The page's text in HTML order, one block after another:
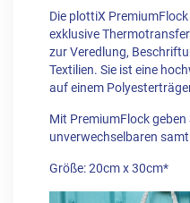
Die plottiX
exklusive
zur Veredlung,
Textilien. Sie ist eine
auf einem
Mit PremiumFlock geben
unverwechselbaren
Größe: 20cm x 30cm*